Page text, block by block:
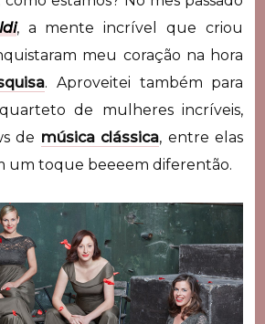
, a mente incrível que criou
meu coração na hora
. Aproveitei também para
de mulheres incríveis,
de música clássica, entre elas
um toque beeeem diferentão.